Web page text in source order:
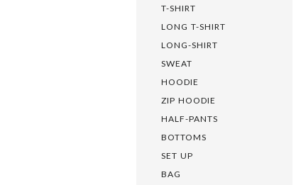
T-SHIRT
LONG T-SHIRT
LONG-SHIRT
SWEAT
HOODIE
ZIP HOODIE
HALF-PANTS
BOTTOMS
SET UP
BAG